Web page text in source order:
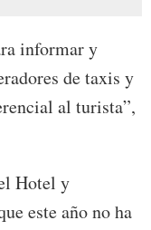
informar y
de taxis y
al turista”,
Hotel y
este año no ha